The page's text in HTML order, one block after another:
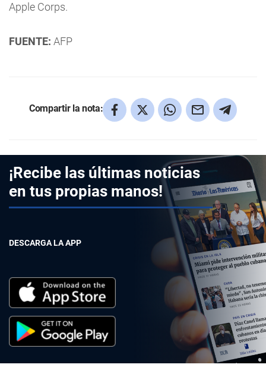
Apple Corps.
FUENTE: AFP
Compartir la nota:
¡Recibe las últimas noticias
en tus propias manos!
DESCARGA LA APP